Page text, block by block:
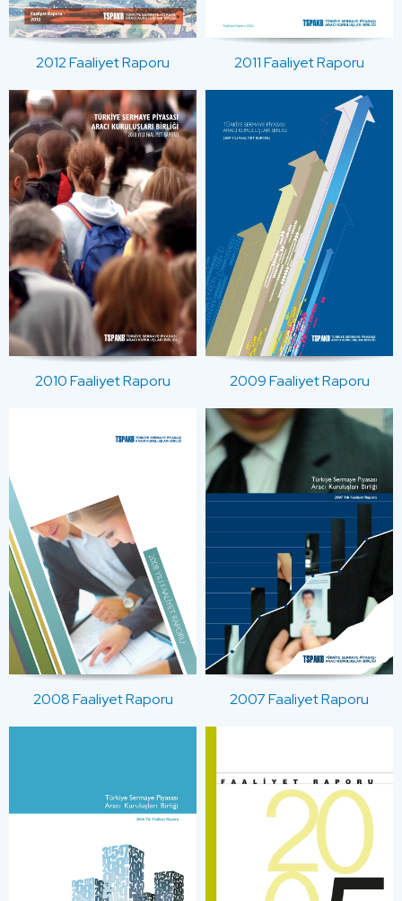
2012 Faaliyet Raporu 2011 Faaliyet Raporu
2010 Faaliyet Raporu 2009 Faaliyet Raporu
2008 Faaliyet Raporu 2007 Faaliyet Raporu